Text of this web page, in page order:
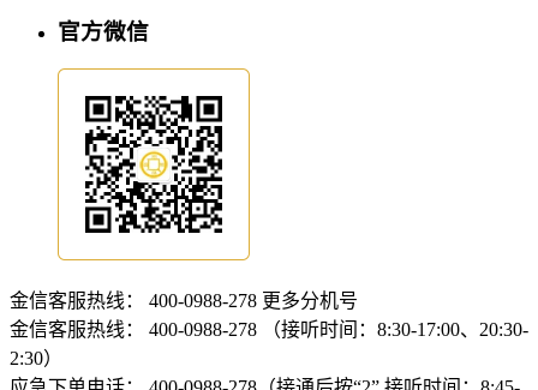
官方微信
金信客服热线： 400-0988-278 更多分机号
金信客服热线：
400-0988-278 （接听时间：8:30-17:00、20:30-
2:30）